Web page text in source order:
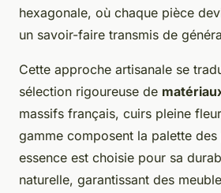
hexagonale, où chaque pièce
un savoir-faire transmis de
Cette approche artisanale se
sélection rigoureuse de
massifs français, cuirs pleine
gamme composent la palette
essence est choisie pour sa
naturelle, garantissant des